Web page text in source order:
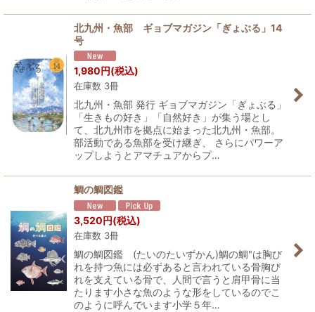
北九州・魚部 ギョブマガジン「ぎょぶる」14
号
1,980円(税込)
在庫数 3冊
北九州・魚部 発行 ギョブマガジン「ぎょぶる」
「生きもの好き」「自然好き」が集う場とし
て、北九州市を拠点に始まった北九州・魚部。
部活動である魚部を受け継ぎ、 さらにパワーア
ップしようとアマチュアからプ…
鯛の鯛図鑑
3,520円(税込)
在庫数 3冊
鯛の鯛図鑑 (たいのたいずかん)鯛の鯛"は胸び
れを持つ魚には必ずあると言われている骨胸び
れを支えている骨で、人間で言うと肩甲骨に当
たります小さな魚のような形をしているのでこ
のように呼んでいます小学５年…